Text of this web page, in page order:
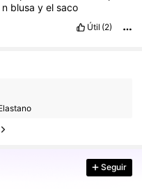
n blusayelsaco
Útil (2)
Seguir